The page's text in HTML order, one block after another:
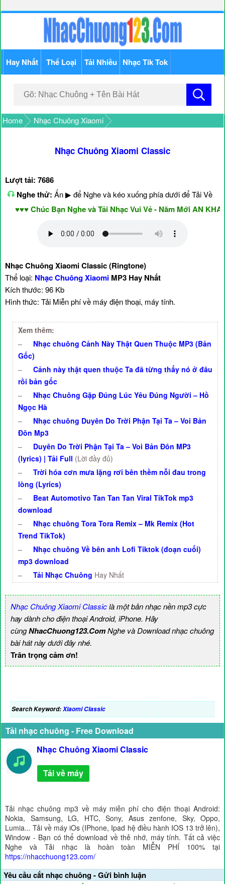
Hay Nhất Thể Loại Tải Nhiều Nhạc Tik Tok
Home Nhạc Chuông Xiaomi
Nhạc Chuông Xiaomi Classic
Lượt tải: 7686
Nghe thử: Ấn ▶ để Nghe và kéo xuống phía dưới để Tải Về
♥♥♥ Chúc Bạn Nghe và Tải Nhạc Vui Vẻ - Năm Mới AN KHANG
Nhạc Chuông Xiaomi Classic (Ringtone)
Thể loại: Nhạc Chuông Xiaomi MP3 Hay Nhất
Kích thước: 96 Kb
Hình thức: Tải Miễn phí về máy điện thoại, máy tính.
Xem thêm:
–
Nhạc chuông Cảnh Này Thật Quen Thuộc MP3 (Bản
Gốc)
–
Cảnh này thật quen thuộc Ta đã từng thấy nó ở đâu
rồi bản gốc
–
Nhạc Chuông Gặp Đúng Lúc Yêu Đúng Người – Hồ
Ngọc Hà
–
Nhạc chuông Duyên Do Trời Phận Tại Ta – Voi Bản
Đôn Mp3
–
Duyên Do Trời Phận Tại Ta – Voi Bản Đôn MP3
(lyrics) | Tải Full (Lời đầy đủ)
–
Trời hóa cơn mưa lặng rơi bên thềm nỗi đau trong
lòng (Lyrics)
–
Beat Automotivo Tan Tan Tan Viral TikTok mp3
download
–
Nhạc chuông Tora Tora Remix – Mk Remix (Hot
Trend TikTok)
–
Nhạc chuông Về bên anh Lofi Tiktok (đoạn cuối)
mp3 download
–
Tải Nhạc Chuông Hay Nhất
Nhạc Chuông Xiaomi Classiclà một bản nhạc nền mp3 cực
hay dành cho điện thoại Android, iPhone. Hãy
cùngNhacChuong123.ComNghe và Download nhạc chuông
bài hát này dưới đây nhé.
Trân trọng cảm ơn!
Search Keyword:Xiaomi Classic
Tải nhạc chuông - Free Download
Nhạc Chuông Xiaomi Classic
Tải về máy
Tải nhạc chuông mp3 về máy miễn phí cho điện thoại Android:
Nokia, Samsung, LG, HTC, Sony, Asus zenfone, Sky, Oppo,
Lumia... Tải về máy iOs (IPhone, Ipad hệ điều hành IOS 13 trở lên),
Window - Bạn có thể download về thẻ nhớ, máy tính. Tất cả việc
Nghe và Tải nhạc là hoàn toàn MIỄN PHÍ 100% tại
https://nhacchuong123.com/
Yêu cầu cắt nhạc chuông - Gửi bình luận